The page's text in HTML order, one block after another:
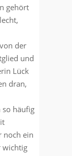
gehört
der
und
Lück
dran,
so häufig
noch ein
wichtig